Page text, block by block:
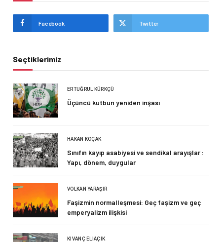
Facebook Twitter
Seçtiklerimiz
ERTUĞRUL KÜRKÇÜ
Üçüncü kutbun yeniden inşası
HAKAN KOÇAK
Sınıfın kayıp asabiyesi ve sendikal arayışlar :
Yapı, dönem, duygular
VOLKAN YARAŞIR
Faşizmin normalleşmesi: Geç faşizm ve geç
emperyalizm ilişkisi
KIVANÇ ELIAÇIK